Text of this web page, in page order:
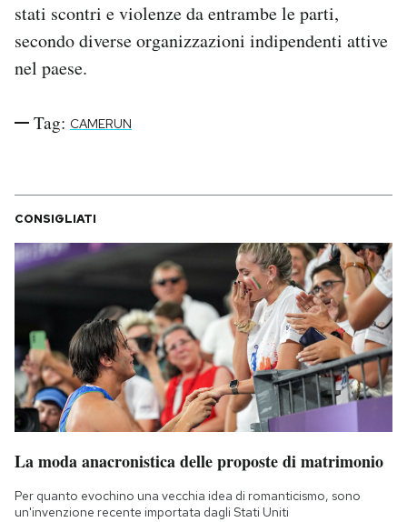
stati scontri e violenze da entrambe le parti,
secondo diverse organizzazioni indipendenti attive
nel paese.
Tag: CAMERUN
CONSIGLIATI
La moda anacronistica delle proposte di matrimonio
Per quanto evochino una vecchia idea di romanticismo, sono
un'invenzione recente importata dagli Stati Uniti